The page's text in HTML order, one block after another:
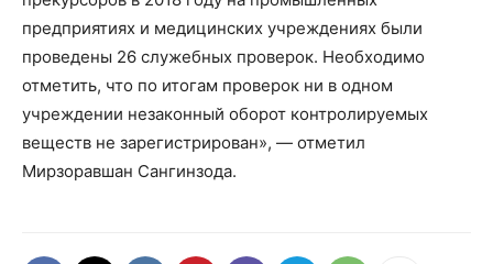
предприятиях и медицинских учреждениях были
проведены 26 служебных проверок. Необходимо
отметить, что по итогам проверок ни в одном
учреждении незаконный оборот контролируемых
веществ не зарегистрирован», — отметил
Мирзоравшан Сангинзода.